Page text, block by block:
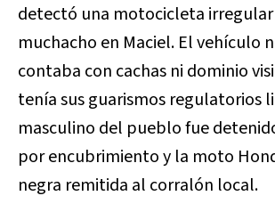
detectó una motocicleta irregular
muchacho en Maciel. El vehículo
contaba con cachas ni dominio
tenía sus guarismos regulatorios
masculino del pueblo fue
por encubrimiento y la moto
negra remitida al corralón local.